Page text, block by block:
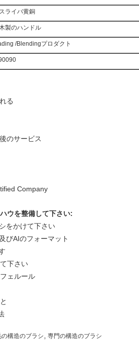
ライバ黄銅
製のハンドル
/Blendingプロダクト
る
のサービス
Company
ウを整備して下さい:
をかけて下さい
びAIのフォーマット
下さい
ェルール
の構造のブラシ 専門の構造のブラシ